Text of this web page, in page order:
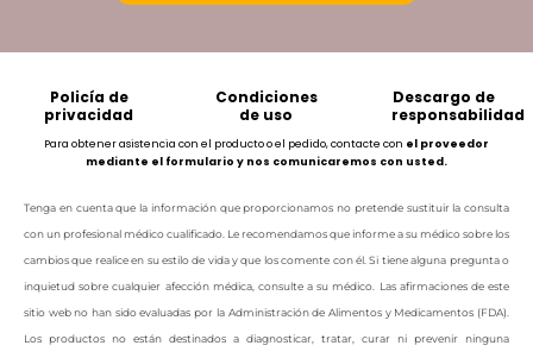
Policía de
privacidad
Condiciones
de uso
Descargo de
responsabilidad
Para obtener asistencia con el producto o el pedido, contacte con el proveedor
mediante el formulario y nos comunicaremos con usted.
Tenga en cuenta que la información que proporcionamos no pretende sustituir la consulta
con un profesional médico cualificado. Le recomendamos que informe a su médico sobre los
cambios que realice en su estilo de vida y que los comente con él. Si tiene alguna pregunta o
inquietud sobre cualquier afección médica, consulte a su médico. Las afirmaciones de este
sitio web no han sido evaluadas por la Administración de Alimentos y Medicamentos (FDA).
Los productos no están destinados a diagnosticar, tratar, curar ni prevenir ninguna